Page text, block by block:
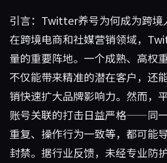
引言：Twitter养号为何成为跨境
在跨境电商和社媒营销领域，
量的重要阵地。一个成熟、高权
不仅能带来精准的潜在客户，还
销快速扩大品牌影响力。然而，
账号关联的打击日益严格——同
重复、操作行为一致等，都可能
封禁。据行业反馈，未经专业防